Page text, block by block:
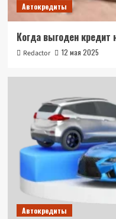
Автокредиты
Когда выгоден кредит
Redactor 12 мая 2025
Автокредиты